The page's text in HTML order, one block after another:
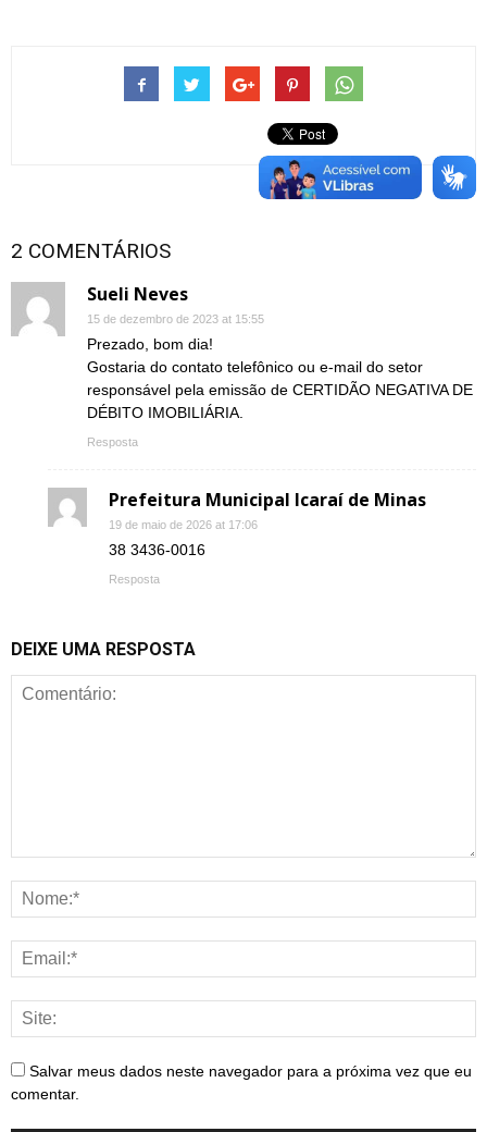
2 COMENTÁRIOS
Sueli Neves
15 de dezembro de 2023 at 15:55
Prezado, bom dia!
Gostaria do contato telefônico ou e-mail do setor
responsável pela emissão de CERTIDÃO NEGATIVA DE
DÉBITO IMOBILIÁRIA.
Resposta
Prefeitura Municipal Icaraí de Minas
19 de maio de 2026 at 17:06
38 3436-0016
Resposta
DEIXE UMA RESPOSTA
Salvar meus dados neste navegador para a próxima vez que eu
comentar.